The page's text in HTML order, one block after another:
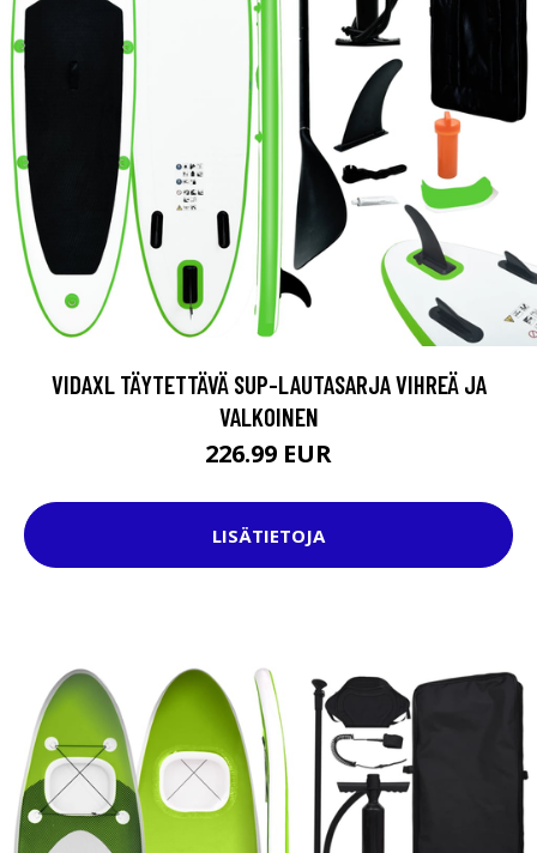
VIDAXL TÄYTETTÄVÄ SUP-LAUTASARJA VIHREÄ JA
VALKOINEN
226.99 EUR
LISÄTIETOJA